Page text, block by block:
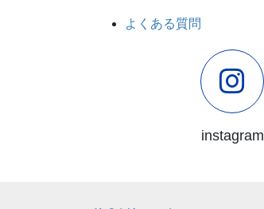
よくある質問
instagram